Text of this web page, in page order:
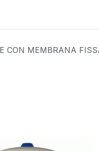
CON MEMBRANA